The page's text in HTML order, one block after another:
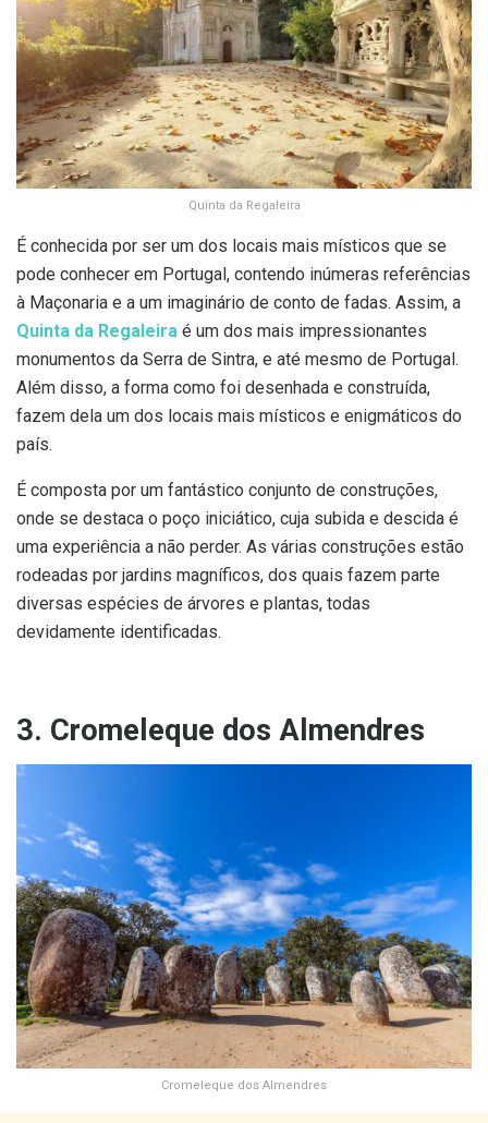
Quinta da Regaleira
É conhecida por ser um dos locais mais místicos que se
pode conhecer em Portugal, contendo inúmeras referências
à Maçonaria e a um imaginário de conto de fadas. Assim, a
Quinta da Regaleira é um dos mais impressionantes
monumentos da Serra de Sintra, e até mesmo de Portugal.
Além disso, a forma como foi desenhada e construída,
fazem dela um dos locais mais místicos e enigmáticos do
país.
É composta por um fantástico conjunto de construções,
onde se destaca o poço iniciático, cuja subida e descida é
uma experiência a não perder. As várias construções estão
rodeadas por jardins magníficos, dos quais fazem parte
diversas espécies de árvores e plantas, todas
devidamente identificadas.
3. Cromeleque dos Almendres
Cromeleque dos Almendres